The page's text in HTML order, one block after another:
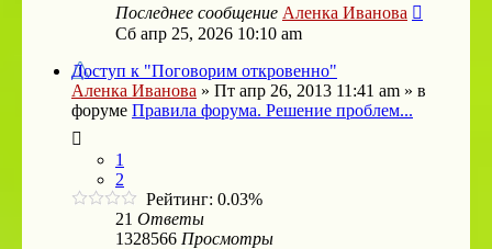
Последнее сообщение Аленка Иванова
Сб апр 25, 2026 10:10 am
Доступ к "Поговорим откровенно"
Аленка Иванова » Пт апр 26, 2013 11:41 am » в
форуме Правила форума. Решение проблем...
1
2
Рейтинг: 0.03%
21 Ответы
1328566 Просмотры